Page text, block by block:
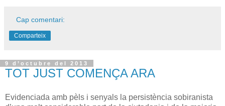
Cap comentari:
Comparteix
9 d’octubre del 2013
TOT JUST COMENÇA ARA
Evidenciada amb pèls i senyals la persistència sobiranista